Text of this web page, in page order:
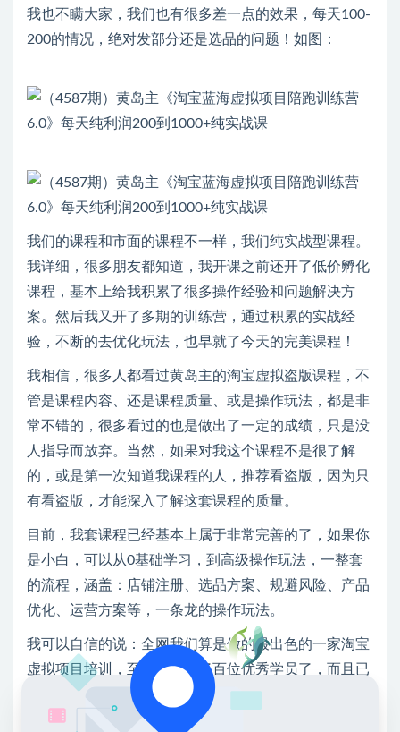
我也不瞒大家，我们也有很多差一点的效果，每天100-
200的情况，绝对发部分还是选品的问题！如图：
我们的课程和市面的课程不一样，我们纯实战型课程。
我详细，很多朋友都知道，我开课之前还开了低价孵化
课程，基本上给我积累了很多操作经验和问题解决方
案。然后我又开了多期的训练营，通过积累的实战经
验，不断的去优化玩法，也早就了今天的完美课程！
我相信，很多人都看过黄岛主的淘宝虚拟盗版课程，不
管是课程内容、还是课程质量、或是操作玩法，都是非
常不错的，很多看过的也是做出了一定的成绩，只是没
人指导而放弃。当然，如果对我这个课程不是很了解
的，或是第一次知道我课程的人，推荐看盗版，因为只
有看盗版，才能深入了解这套课程的质量。
目前，我套课程已经基本上属于非常完善的了，如果你
是小白，可以从0基础学习，到高级操作玩法，一整套
的流程，涵盖：店铺注册、选品方案、规避风险、产品
优化、运营方案等，一条龙的操作玩法。
我可以自信的说：全网我们算是做的最出色的一家淘宝
虚拟项目培训，至少我带出了百位优秀学员了，而且已
经形成了完整的项目社群，社群有知识星球，有大量优
秀学员的实操复盘。